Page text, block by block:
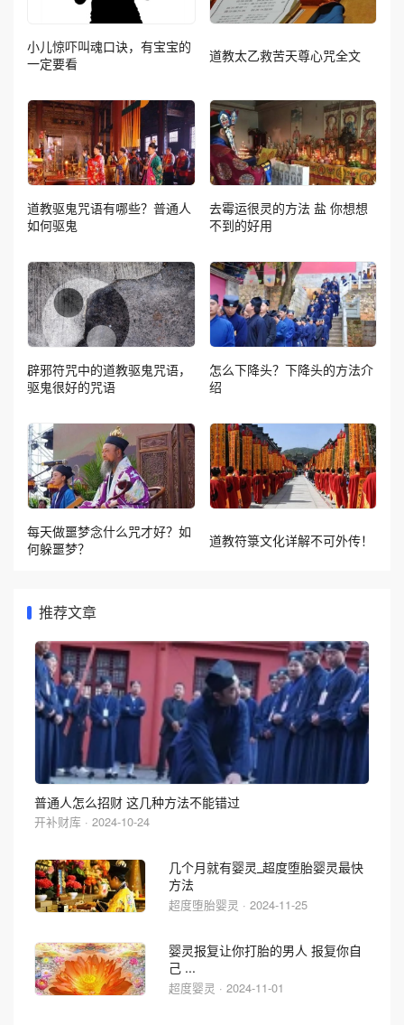
小儿惊吓叫魂口诀，有宝宝的
一定要看
道教太乙救苦天尊心咒全文
道教驱鬼咒语有哪些？普通人
如何驱鬼
去霉运很灵的方法 盐 你想想
不到的好用
辟邪符咒中的道教驱鬼咒语，
驱鬼很好的咒语
怎么下降头？下降头的方法介
绍
每天做噩梦念什么咒才好？如
何躲噩梦？
道教符箓文化详解不可外传！
推荐文章
普通人怎么招财 这几种方法不能错过
开补财库 · 2024-10-24
几个月就有婴灵_超度堕胎婴灵最快
方法
超度堕胎婴灵 · 2024-11-25
婴灵报复让你打胎的男人 报复你自
己 ...
超度婴灵 · 2024-11-01